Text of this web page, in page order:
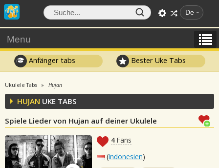
De
Menu
Anfänger tabs Bester Uke Tabs
Ukulele Tabs Hujan
HUJAN UKE TABS
Spiele Lieder von Hujan auf deiner Ukulele
4 Fans
(Indonesien)